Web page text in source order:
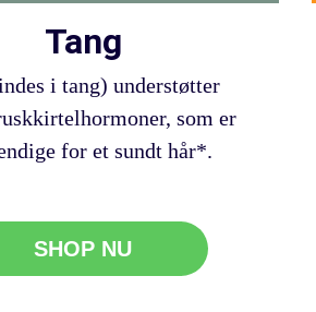
Tang
i tang) understøtter
som er
for et sundt hår*.
SHOP NU